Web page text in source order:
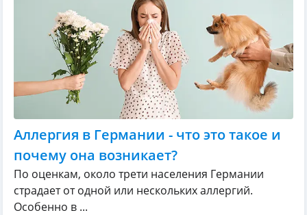
Аллергия в Германии - что это такое и
почему она возникает?
По оценкам, около трети населения Германии
страдает от одной или нескольких аллергий.
Особенно в ...